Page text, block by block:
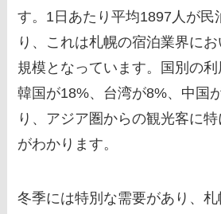
す。1日あたり平均1897人が民
り、これは札幌の宿泊業界に
規模となっています。国別の利
韓国が18%、台湾が8%、中国
り、アジア圏からの観光客に
がわかります。
冬季には特別な需要があり、